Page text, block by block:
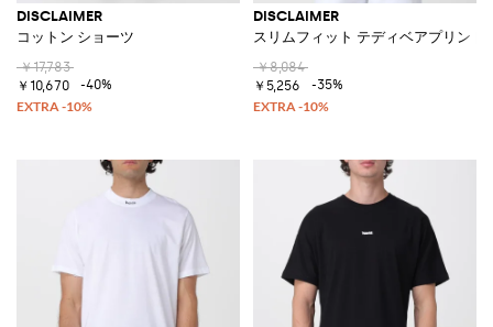
DISCLAIMER
コットン ショーツ
￥17,783
￥10,670
-40%
DISCLAIMER
スリムフィット テディベアプリント
￥8,084
￥5,256
-35%